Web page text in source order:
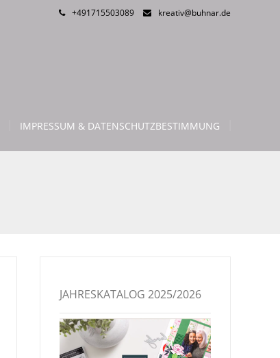
+491715503089 kreativ@buhnar.de
IMPRESSUM & DATENSCHUTZBESTIMMUNG
JAHRESKATALOG 2025/2026